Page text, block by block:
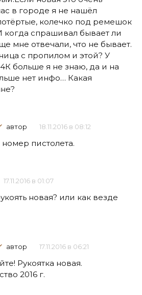
в городе я не нашёл
колечко под ремешок
когда спрашивал бывает ли
мне отвечали, что не бывает.
с пропилом и этой? У
больше я не знаю, да и на
нет инфо… Какая
автор 18.11.2016 в 08:12
пистолета.
17.11.2016 в 01:07
новая? или как везде
автор 17.11.2016 в 06:21
Рукоятка новая.
2016 г.